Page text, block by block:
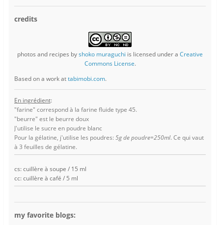
credits
photos and recipes byshoko muraguchi is licensed under a Creative
Commons License.
Based on a work attabimobi.com.
En ingrédient:
"farine" correspond à la farine fluide type 45.
"beurre" est le beurre doux
J'utilise le sucre en poudre blanc
Pour la gélatine, j'utilise les poudres: 5g de poudre=250ml. Ce qui vaut
à 3 feuilles de gélatine.
cs: cuillère à soupe / 15 ml
cc: cuillère à café / 5 ml
my favorite blogs: